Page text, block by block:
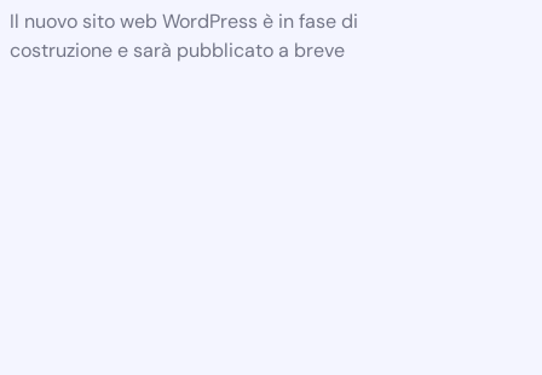
Il nuovo sito web WordPress è in fase di
costruzione e sarà pubblicato a breve